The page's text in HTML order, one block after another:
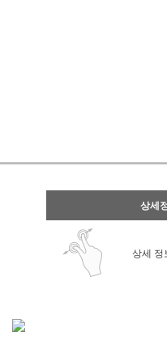
상세
상세 정